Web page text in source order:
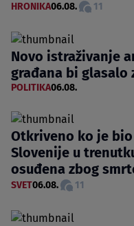
HRONIKA06.08. 11
Novo istraživanje
građana bi
POLITIKA06.08.
Otkriveno ko je
Slovenije u
osuđena zbog
SVET06.08. 11